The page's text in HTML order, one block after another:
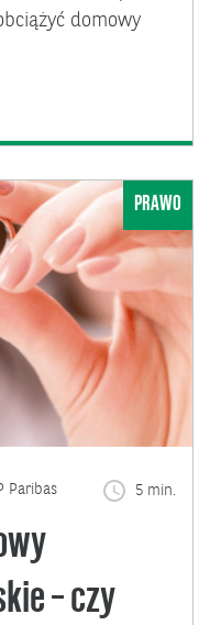
domowy
PRAWO
Paribas 5 min.
– czy